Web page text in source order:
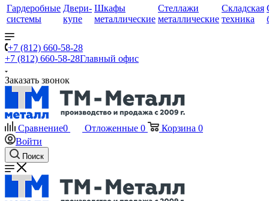
Гардеробные
системы
Двери-
купе
Шкафы
металлические
Стеллажи
металлические
Складская
техника
+7 (812) 660-58-28
+7 (812) 660-58-28Главный офис
Заказать звонок
Сравнение0 Отложенные 0 Корзина 0
Войти
Поиск